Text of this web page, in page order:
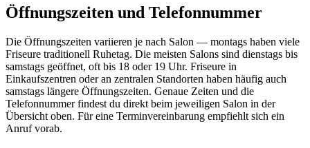
Öffnungszeiten und Telefonnummer
Die Öffnungszeiten variieren je nach Salon — montags haben viele
Friseure traditionell Ruhetag. Die meisten Salons sind dienstags bis
samstags geöffnet, oft bis 18 oder 19 Uhr. Friseure in
Einkaufszentren oder an zentralen Standorten haben häufig auch
samstags längere Öffnungszeiten. Genaue Zeiten und die
Telefonnummer findest du direkt beim jeweiligen Salon in der
Übersicht oben. Für eine Terminvereinbarung empfiehlt sich ein
Anruf vorab.